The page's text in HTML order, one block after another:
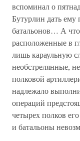
вспоминал о
Бутурлин дать
батальонов… А что
расположенные в
лишь караульную
необстрелянные,
полковой
надлежало
операций
четырех полков
и батальоны